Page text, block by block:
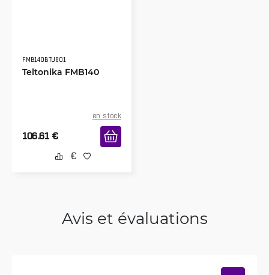
FMB140BTU801
Teltonika FMB140
en stock
106.61 €
Avis et évaluations